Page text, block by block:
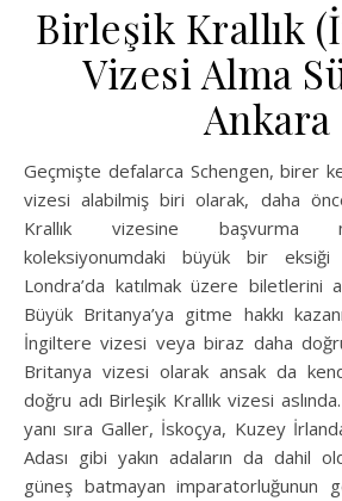
Birleşik Krallık
Vizesi Alma
Ankara
Geçmişte defalarca Schengen, birer kez de Rusya ve ABD
vizesi alabilmiş biri olarak, daha
Krallık vizesine başvurma
koleksiyonumdaki büyük bir eksiği
Londra’da katılmak üzere biletlerini
Büyük Britanya’ya gitme hakkı
İngiltere vizesi veya biraz daha
Britanya vizesi olarak ansak da
doğru adı Birleşik Krallık vizesi
yanı sıra Galler, İskoçya, Kuzey
Adası gibi yakın adaların da dahil
güneş batmayan imparatorluğunun